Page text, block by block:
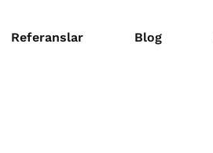
Referanslar Blog